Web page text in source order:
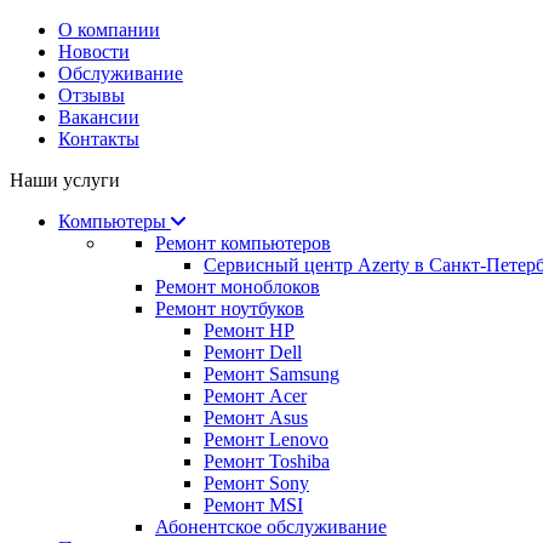
О компании
Новости
Обслуживание
Отзывы
Вакансии
Контакты
Наши услуги
Компьютеры
Ремонт компьютеров
Сервисный центр Azerty в Санкт-
Ремонт моноблоков
Ремонт ноутбуков
Ремонт HP
Ремонт Dell
Ремонт Samsung
Ремонт Acer
Ремонт Asus
Ремонт Lenovo
Ремонт Toshiba
Ремонт Sony
Ремонт MSI
Абонентское обслуживание